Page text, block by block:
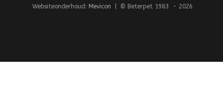
Websiteonderhoud: Mevicon | © Beterpet 1983 - 2026